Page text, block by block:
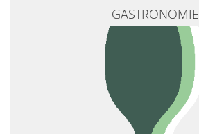
GASTRONOMIE